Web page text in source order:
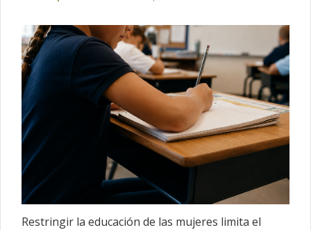
Restringir la educación de las mujeres limita el